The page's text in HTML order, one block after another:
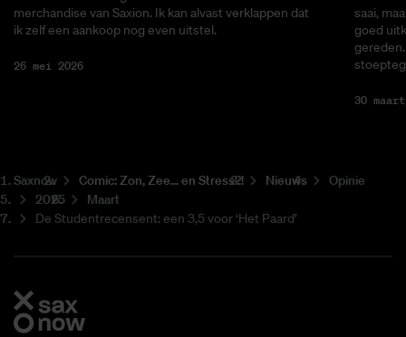
merchandise van Saxion. Ik kan alvast verklappen dat
ik zelf een aankoop nog even uitstel.
26 mei 2026
saai,
goed
30
Saxnow Co­mic: Zon, Zee... en Stress?! Nieuws
Opinie
2025
Maart
De Studentrecensent: een 3,5 voor ‘Het Paard’